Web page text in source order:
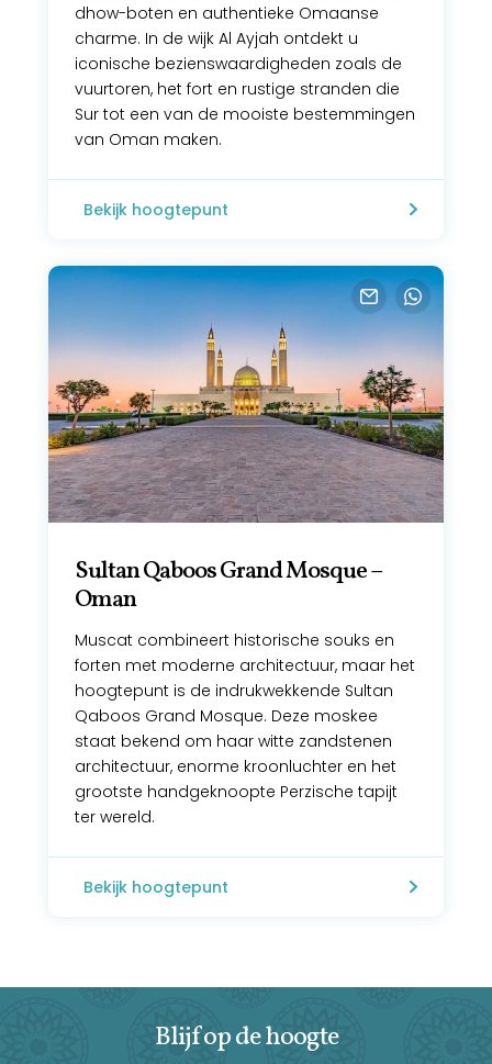
dhow-boten en authentieke Omaanse
charme. In de wijk Al Ayjah ontdekt u
iconische bezienswaardigheden zoals de
vuurtoren, het fort en rustige stranden die
Sur tot een van de mooiste bestemmingen
van Oman maken.
Bekijk hoogtepunt
Sultan Qaboos Grand Mosque –
Oman
Muscat combineert historische souks en
forten met moderne architectuur, maar het
hoogtepunt is de indrukwekkende Sultan
Qaboos Grand Mosque. Deze moskee
staat bekend om haar witte zandstenen
architectuur, enorme kroonluchter en het
grootste handgeknoopte Perzische tapijt
ter wereld.
Bekijk hoogtepunt
Blijf op de hoogte